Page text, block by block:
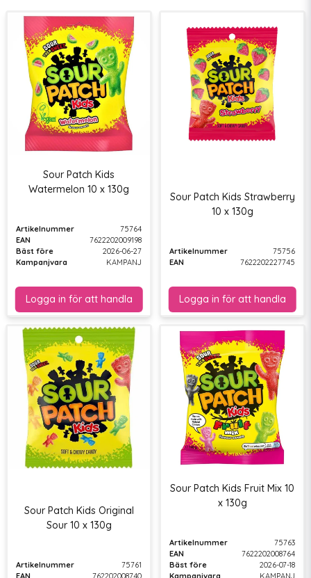
Sour Patch Kids
Watermelon 10 x 130g
Artikelnummer
75764
EAN
7622202009198
Bäst före
2026-06-27
Kampanjvara
KAMPANJ
Sour Patch Kids Strawberry
10 x 130g
Artikelnummer
75756
EAN
7622202227745
Sour Patch Kids Original
Sour 10 x 130g
Artikelnummer
75761
EAN
762202008740
Sour Patch Kids Fruit Mix 10
x 130g
Artikelnummer
75763
EAN
7622202008764
Bäst före
2026-07-18
Kampanjvara
KAMPANJ